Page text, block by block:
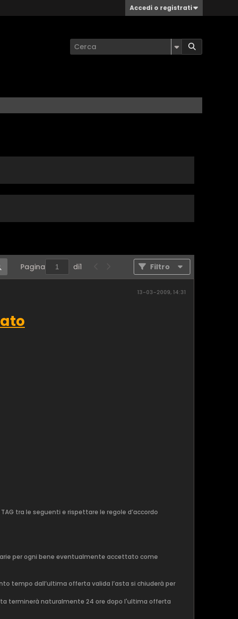
Accedi o registrati
Pagina
di1 Filtro
13-03-2009, 14:31
tra le seguenti e rispettare le regole d’accordo
per ogni bene eventualmente accettato come
tempo dall’ultima offerta valida l’asta si chiuderà per
terminerà naturalmente 24 ore dopo l'ultima offerta